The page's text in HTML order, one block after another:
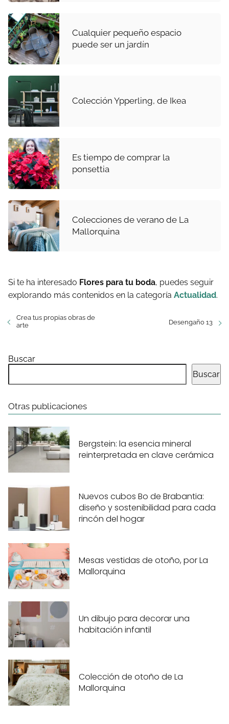
Cualquier pequeño espacio
puede ser un jardín
Colección Ypperling, de Ikea
Es tiempo de comprar la
ponsettia
Colecciones de verano de La
Mallorquina
Si te ha interesado Flores para tu boda, puedes seguir
explorando más contenidos en la categoría Actualidad.
Crea tus propias obras de
arte
Desengaño 13
Buscar
Buscar
Otras publicaciones
Bergstein: la esencia mineral
reinterpretada en clave cerámica
Nuevos cubos Bo de Brabantia:
diseño y sostenibilidad para cada
rincón del hogar
Mesas vestidas de otoño, por La
Mallorquina
Un dibujo para decorar una
habitación infantil
Colección de otoño de La
Mallorquina